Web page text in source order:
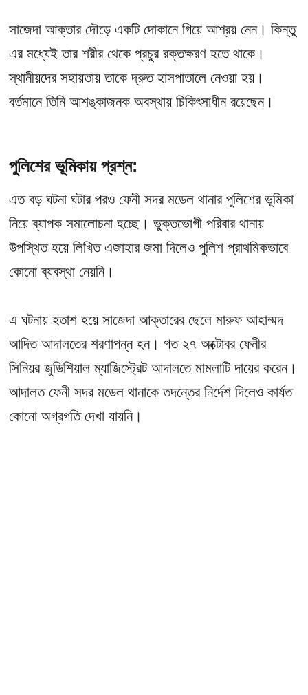
সাজেদা আক্তার দৌড়ে একটি দোকানে গিয়ে আশ্রয় নেন। কিন্তু
এর মধ্যেই তার শরীর থেকে প্রচুর রক্তক্ষরণ হতে থাকে।
স্থানীয়দের সহায়তায় তাকে দ্রুত হাসপাতালে নেওয়া হয়।
বর্তমানে তিনি আশঙ্কাজনক অবস্থায় চিকিৎসাধীন রয়েছেন।
পুলিশের ভূমিকায় প্রশ্ন:
এত বড় ঘটনা ঘটার পরও ফেনী সদর মডেল থানার পুলিশের ভূমিকা
নিয়ে ব্যাপক সমালোচনা হচ্ছে। ভুক্তভোগী পরিবার থানায়
উপস্থিত হয়ে লিখিত এজাহার জমা দিলেও পুলিশ প্রাথমিকভাবে
কোনো ব্যবস্থা নেয়নি।
এ ঘটনায় হতাশ হয়ে সাজেদা আক্তারের ছেলে মারুফ আহাম্মদ
আদিত আদালতের শরণাপন্ন হন। গত ২৭ অক্টোবর ফেনীর
সিনিয়র জুডিশিয়াল ম্যাজিস্ট্রেট আদালতে মামলাটি দায়ের করেন।
আদালত ফেনী সদর মডেল থানাকে তদন্তের নির্দেশ দিলেও কার্যত
কোনো অগ্রগতি দেখা যায়নি।